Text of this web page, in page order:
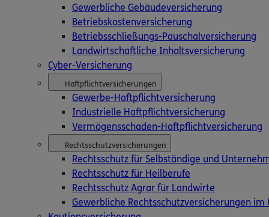
Gewerbliche Gebäudeversicherung
Betriebskostenversicherung
Betriebsschließungs-Pauschalversicherung
Landwirtschaftliche Inhaltsversicherung
Cyber-Versicherung
Haftpflichtversicherungen
Gewerbe-Haftpflichtversicherung
Industrielle Haftpflichtversicherung
Vermögensschaden-Haftpflichtversicherung
Rechtsschutzversicherungen
Rechtsschutz für Selbständige und
Rechtsschutz für Heilberufe
Rechtsschutz Agrar für Landwirte
Gewerbliche Rechtsschutzversicherungen im
Vertrag widerrufen